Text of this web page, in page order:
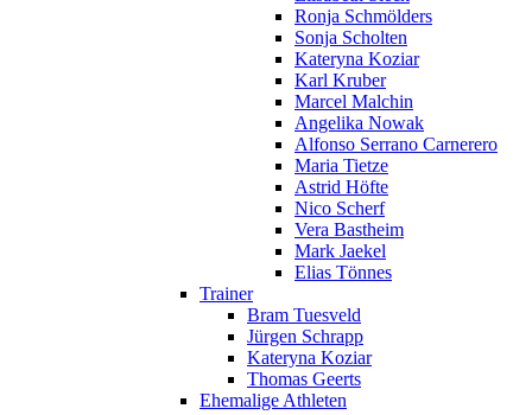
Ronja Schmölders
Sonja Scholten
Kateryna Koziar
Karl Kruber
Marcel Malchin
Angelika Nowak
Alfonso Serrano Carnerero
Maria Tietze
Astrid Höfte
Nico Scherf
Vera Bastheim
Mark Jaekel
Elias Tönnes
Trainer
Bram Tuesveld
Jürgen Schrapp
Kateryna Koziar
Thomas Geerts
Ehemalige Athleten